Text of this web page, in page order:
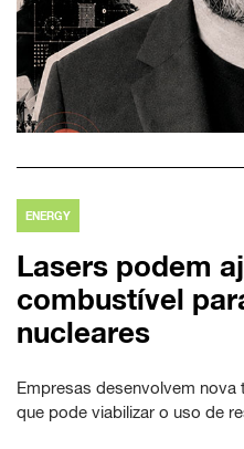
ENERGY
Lasers podem
combustível
nucleares
Empresas desenvolvem
que pode viabilizar o uso de